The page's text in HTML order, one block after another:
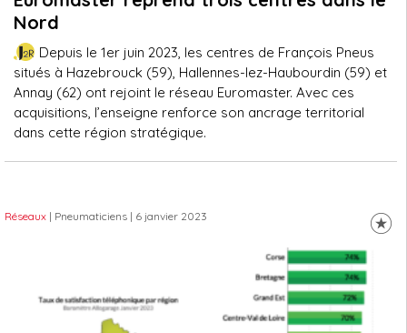
Nord
Depuis le 1er juin 2023, les centres de François Pneus
situés à Hazebrouck (59), Hallennes-lez-Haubourdin (59) et
Annay (62) ont rejoint le réseau Euromaster. Avec ces
acquisitions, l’enseigne renforce son ancrage territorial
dans cette région stratégique.
Réseaux | Pneumaticiens | 6 janvier 2023